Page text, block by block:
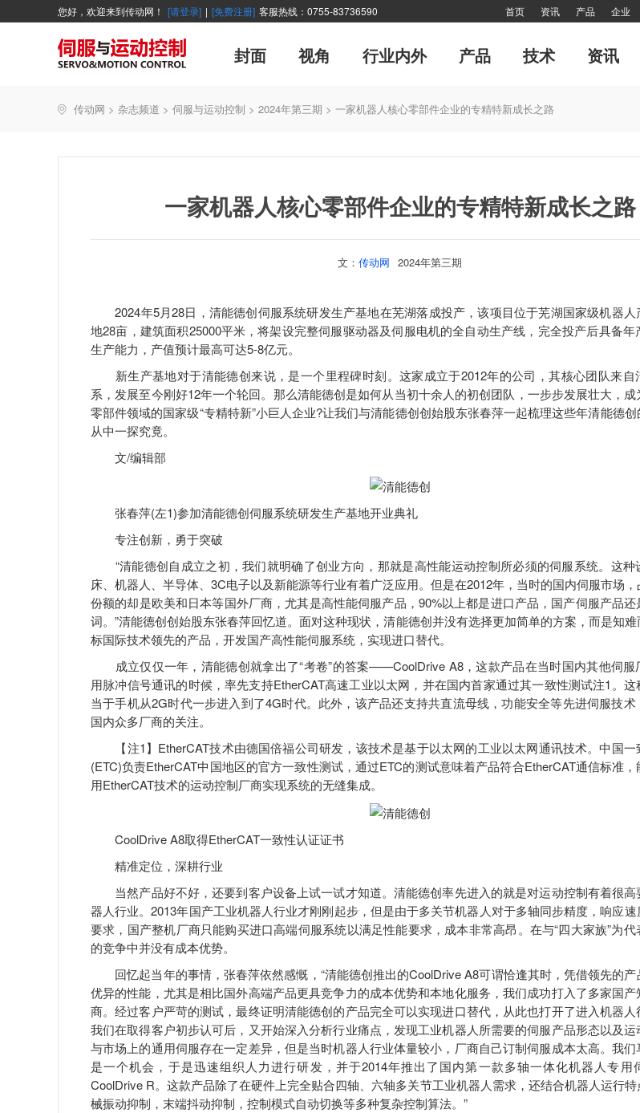
您好，欢迎来到传动网！ [请登录] | [免费注册] 客服热线：0755-83736590 首页 资讯 产品 企业
封面 视角
产业活动
行业内外
企业管理
产品 技术
智能制造
技术与应用
资讯
传动网 > 杂志频道 > 伺服与运动控制 > 2024年第三期 > 一家机器人核心零部件企业的专精特新成长之路
一家机器人核心零部件企业的专精特新成长之路
文： 传动网 2024年第三期
2024年5月28日，清能德创伺服系统研发生产基地在芜湖落成投产，该项目位于芜湖国家级机器人
地28亩，建筑面积25000平米，将架设完整伺服驱动器及伺服电机的全自动生产线，完全投产后具备年
生产能力，产值预计最高可达5-8亿元。
新生产基地对于清能德创来说，是一个里程碑时刻。这家成立于2012年的公司，其核心团队来自
系，发展至今刚好12年一个轮回。那么清能德创是如何从当初十余人的初创团队，一步步发展壮大，
零部件领域的国家级“专精特新”小巨人企业?让我们与清能德创创始股东张春萍一起梳理这些年清能德创
从中一探究竟。
文/编辑部
张春萍(左1)参加清能德创伺服系统研发生产基地开业典礼
专注创新，勇于突破
“清能德创自成立之初，我们就明确了创业方向，那就是高性能运动控制所必须的伺服系统。这种
床、机器人、半导体、3C电子以及新能源等行业有着广泛应用。但是在2012年，当时的国内伺服市场
份额的却是欧美和日本等国外厂商，尤其是高性能伺服产品，90%以上都是进口产品，国产伺服产品还
词。”清能德创创始股东张春萍回忆道。面对这种现状，清能德创并没有选择更加简单的方案，而是知
标国际技术领先的产品，开发国产高性能伺服系统，实现进口替代。
成立仅仅一年，清能德创就拿出了“考卷”的答案——CoolDrive A8，这款产品在当时国内其他伺服
用脉冲信号通讯的时候，率先支持EtherCAT高速工业以太网，并在国内首家通过其一致性测试注1。
当于手机从2G时代一步进入到了4G时代。此外，该产品还支持共直流母线，功能安全等先进伺服技术
国内众多厂商的关注。
【注1】EtherCAT技术由德国倍福公司研发，该技术是基于以太网的工业以太网通讯技术。中国一
(ETC)负责EtherCAT中国地区的官方一致性测试，通过ETC的测试意味着产品符合EtherCAT通信标准
用EtherCAT技术的运动控制厂商实现系统的无缝集成。
CoolDrive A8取得EtherCAT一致性认证证书
精准定位，深耕行业
当然产品好不好，还要到客户设备上试一试才知道。清能德创率先进入的就是对运动控制有着很高
器人行业。2013年国产工业机器人行业才刚刚起步，但是由于多关节机器人对于多轴同步精度，响应
要求，国产整机厂商只能购买进口高端伺服系统以满足性能要求，成本非常高昂。在与“四大家族”为
的竞争中并没有成本优势。
回忆起当年的事情，张春萍依然感慨，“清能德创推出的CoolDrive A8可谓恰逢其时，凭借领先的产
优异的性能，尤其是相比国外高端产品更具竞争力的成本优势和本地化服务，我们成功打入了多家国
商。经过客户严苛的测试，最终证明清能德创的产品完全可以实现进口替代，从此也打开了进入机器人
我们在取得客户初步认可后，又开始深入分析行业痛点，发现工业机器人所需要的伺服产品形态以及运
与市场上的通用伺服存在一定差异，但是当时机器人行业体量较小，厂商自己订制伺服成本太高。我
是一个机会，于是迅速组织人力进行研发，并于2014年推出了国内第一款多轴一体化机器人专
CoolDrive R。这款产品除了在硬件上完全贴合四轴、六轴多关节工业机器人需求，还结合机器人运行
械振动抑制，末端抖动抑制，控制模式自动切换等多种复杂控制算法。”